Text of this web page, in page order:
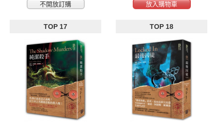
不開放訂購
放入購物車
TOP 17 TOP 18